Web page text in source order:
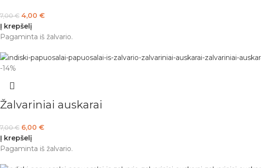
7,00€ 4,00 €
Į krepšelį
Pagaminta iš žalvario.
-14%
Žalvariniai auskarai
7,00€ 6,00 €
Į krepšelį
Pagaminta iš žalvario.